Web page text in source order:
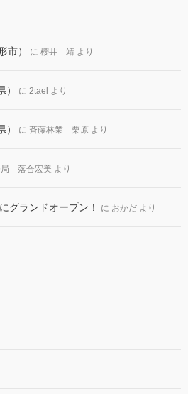
市） に 櫻井 靖 より
に 2tael より
に 斉藤林業 栗原 より
落合宏美 より
グランドオープン！ に おかだ より